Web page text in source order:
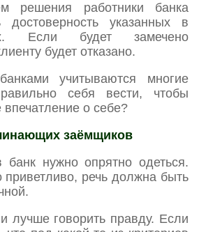
решения работники банка
достоверность указанных в
Если будет замечено
будет отказано.
учитываются многие
себя вести, чтобы
впечатление о себе?
заёмщиков
нужно опрятно одеться.
приветливо, речь должна быть
лучше говорить правду. Если